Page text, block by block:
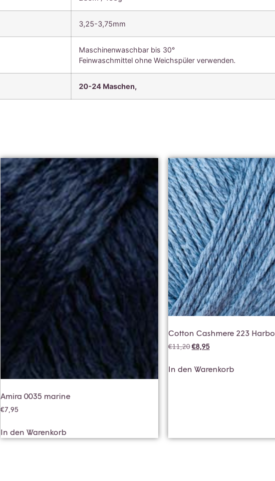
3,25-3,75mm
Maschinenwaschbar bis 30°
Feinwaschmittel ohne Weichspüler verwenden.
20-24 Maschen,
Amira 0035 marine
€7,95
In den Warenkorb
Cotton Cashmere 223
€11,20€8,95
In den Warenkorb